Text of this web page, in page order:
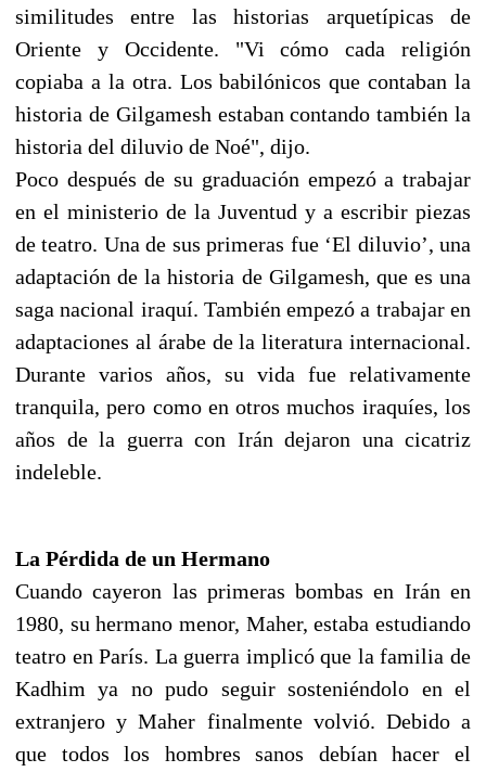
similitudes entre las historias arquetípicas de
Oriente y Occidente. "Vi cómo cada religión
copiaba a la otra. Los babilónicos que contaban la
historia de Gilgamesh estaban contando también la
historia del diluvio de Noé", dijo.
Poco después de su graduación empezó a trabajar
en el ministerio de la Juventud y a escribir piezas
de teatro. Una de sus primeras fue ‘El diluvio’, una
adaptación de la historia de Gilgamesh, que es una
saga nacional iraquí. También empezó a trabajar en
adaptaciones al árabe de la literatura internacional.
Durante varios años, su vida fue relativamente
tranquila, pero como en otros muchos iraquíes, los
años de la guerra con Irán dejaron una cicatriz
indeleble.
La Pérdida de un Hermano
Cuando cayeron las primeras bombas en Irán en
1980, su hermano menor, Maher, estaba estudiando
teatro en París. La guerra implicó que la familia de
Kadhim ya no pudo seguir sosteniéndolo en el
extranjero y Maher finalmente volvió. Debido a
que todos los hombres sanos debían hacer el